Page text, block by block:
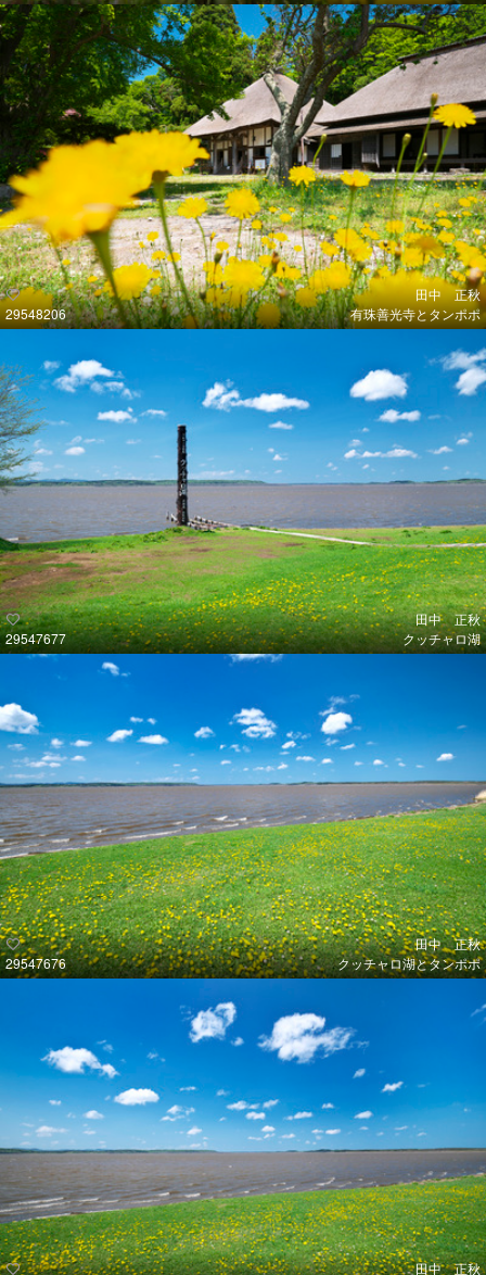
29548206
田中 正秋
有珠善光寺とタンポポ
29547677
田中 正秋
クッチャロ湖
29547676
田中 正秋
クッチャロ湖とタンポポ
田中 正秋